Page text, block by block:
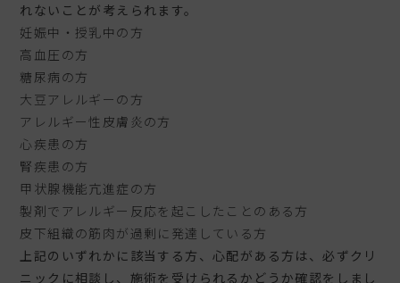
れないことが考えられます。
妊娠中・授乳中の方
高血圧の方
糖尿病の方
大豆アレルギーの方
アレルギー性皮膚炎の方
心疾患の方
腎疾患の方
甲状腺機能亢進症の方
製剤でアレルギー反応を起こしたことのある方
皮下組織の筋肉が過剰に発達している方
上記のいずれかに該当する方、心配がある方は、必ずクリ
ニックに相談し、施術を受けられるかどうか確認をしまし